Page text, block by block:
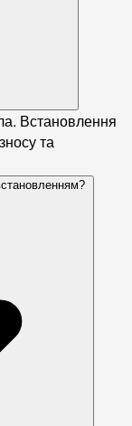
Встановлення
та